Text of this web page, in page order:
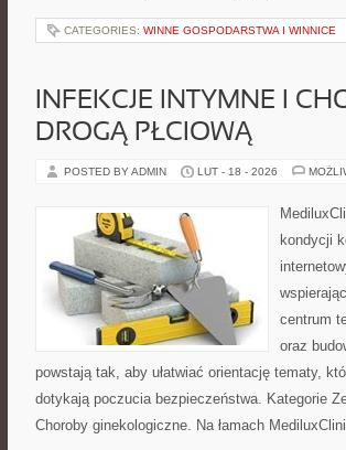
CATEGORIES: WINNE GOSPODARSTWA I WINNICE
INFEKCJE INTYMNE I
DROGĄ PŁCIOWĄ
POSTED BY ADMIN LUT - 18 - 2026
kondycji
centrum
oraz
powstają tak, aby ułatwiać orientację tematy,
dotykają poczucia bezpieczeństwa. Kategorie
Choroby ginekologiczne. Na łamach